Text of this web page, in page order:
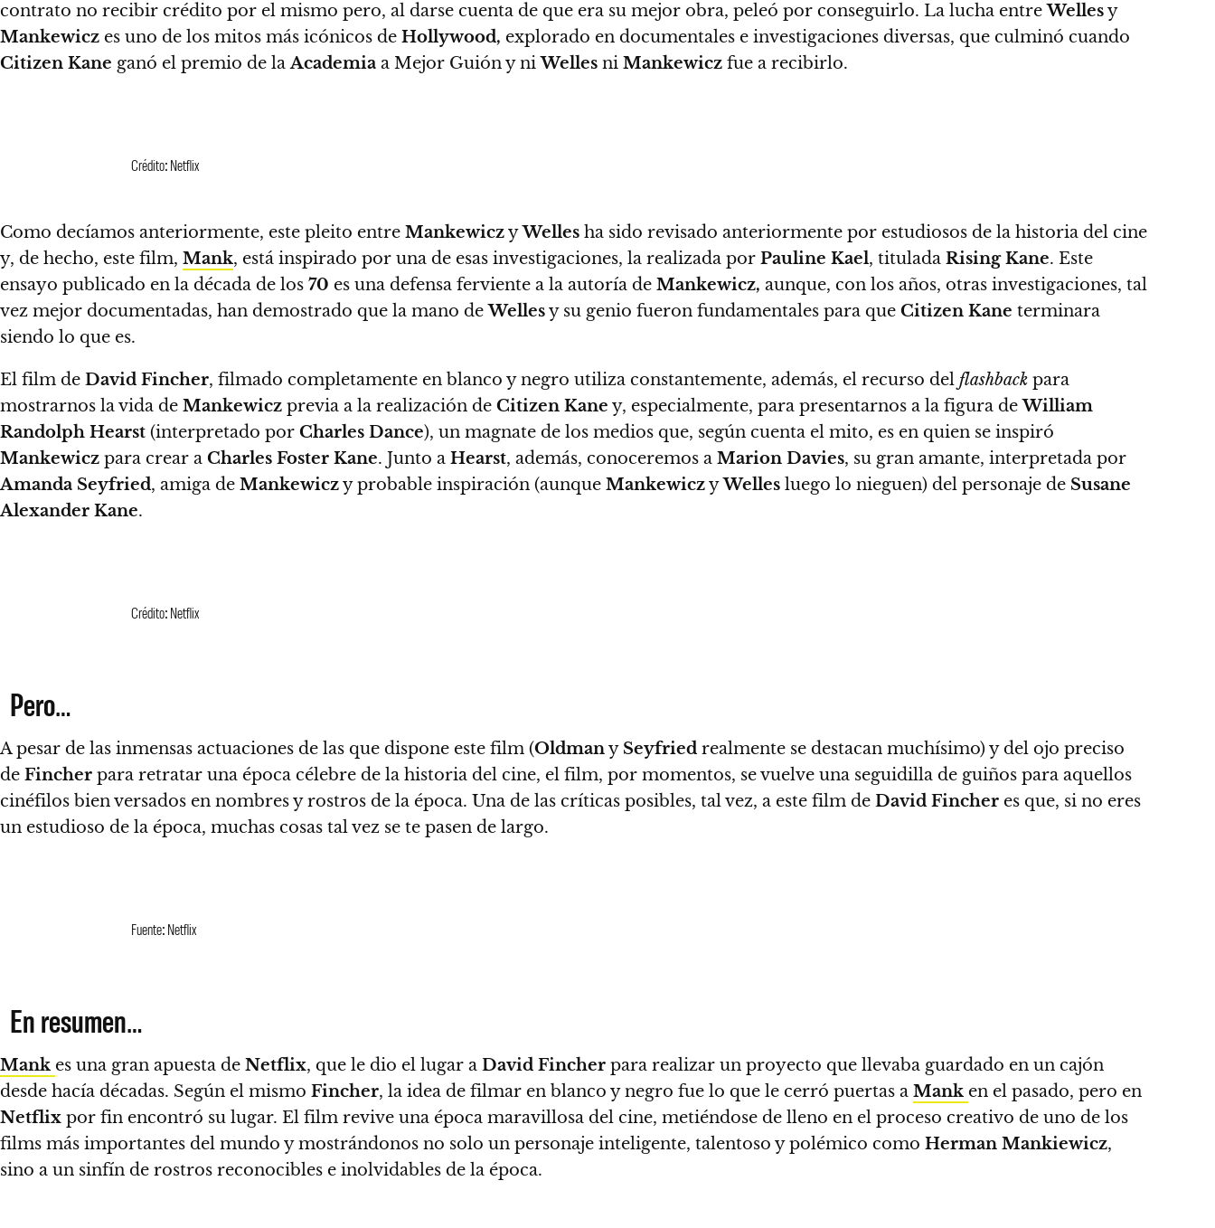
contrato no recibir crédito por el mismo pero, al darse cuenta de que era su mejor obra, peleó por conseguirlo. La lucha entreWellesy
Mankewicz es uno de los mitos más icónicos de Hollywood, explorado en documentales e investigaciones diversas, que culminó cuando
Citizen Kane ganó el premio de laAcademia a Mejor Guión y niWelles ni Mankewicz fue a recibirlo.
Crédito: Netflix
Como decíamos anteriormente, este pleito entre MankewiczyWelles ha sido revisado anteriormente por estudiosos de la historia del cine
y, de hecho, este film, Mank, está inspirado por una de esas investigaciones, la realizada por Pauline Kael, titulada Rising Kane. Este
ensayo publicado en la década de los 70 es una defensa ferviente a la autoría de Mankewicz, aunque, con los años, otras investigaciones, tal
vez mejor documentadas, han demostrado que la mano deWellesy su genio fueron fundamentales para que Citizen Kane terminara
siendo lo que es.
El film de David Fincher, filmado completamente en blanco y negro utiliza constantemente, además, el recurso del flashback para
mostrarnos la vida de Mankewicz previa a la realización de Citizen Kane y, especialmente, para presentarnos a la figura deWilliam
Randolph Hearst (interpretado por Charles Dance), un magnate de los medios que, según cuenta el mito, es en quien se inspiró
Mankewicz para crear a Charles Foster Kane. Junto a Hearst, además, conoceremos a Marion Davies, su gran amante, interpretada por
Amanda Seyfried, amiga de Mankewiczy probable inspiración (aunque MankewiczyWelles luego lo nieguen) del personaje de Susane
Alexander Kane.
Crédito: Netflix
Pero…
A pesar de las inmensas actuaciones de las que dispone este film (Oldmany Seyfried realmente se destacan muchísimo) y del ojo preciso
de Fincher para retratar una época célebre de la historia del cine, el film, por momentos, se vuelve una seguidilla de guiños para aquellos
cinéfilos bien versados en nombres y rostros de la época. Una de las críticas posibles, tal vez, a este film de David Fincher es que, si no eres
un estudioso de la época, muchas cosas tal vez se te pasen de largo.
Fuente: Netflix
En resumen…
Mank es una gran apuesta de Netflix, que le dio el lugar a David Fincher para realizar un proyecto que llevaba guardado en un cajón
desde hacía décadas. Según el mismo Fincher, la idea de filmar en blanco y negro fue lo que le cerró puertas a Mank en el pasado, pero en
Netflix por fin encontró su lugar. El film revive una época maravillosa del cine, metiéndose de lleno en el proceso creativo de uno de los
films más importantes del mundo y mostrándonos no solo un personaje inteligente, talentoso y polémico como Herman Mankiewicz,
sino a un sinfín de rostros reconocibles e inolvidables de la época.